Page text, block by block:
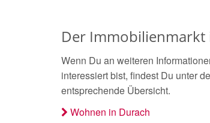
Der Immobilienmarkt
Wenn Du an weiteren
interessiert bist, findest Du unter
entsprechende Übersicht.
Wohnen in Durach